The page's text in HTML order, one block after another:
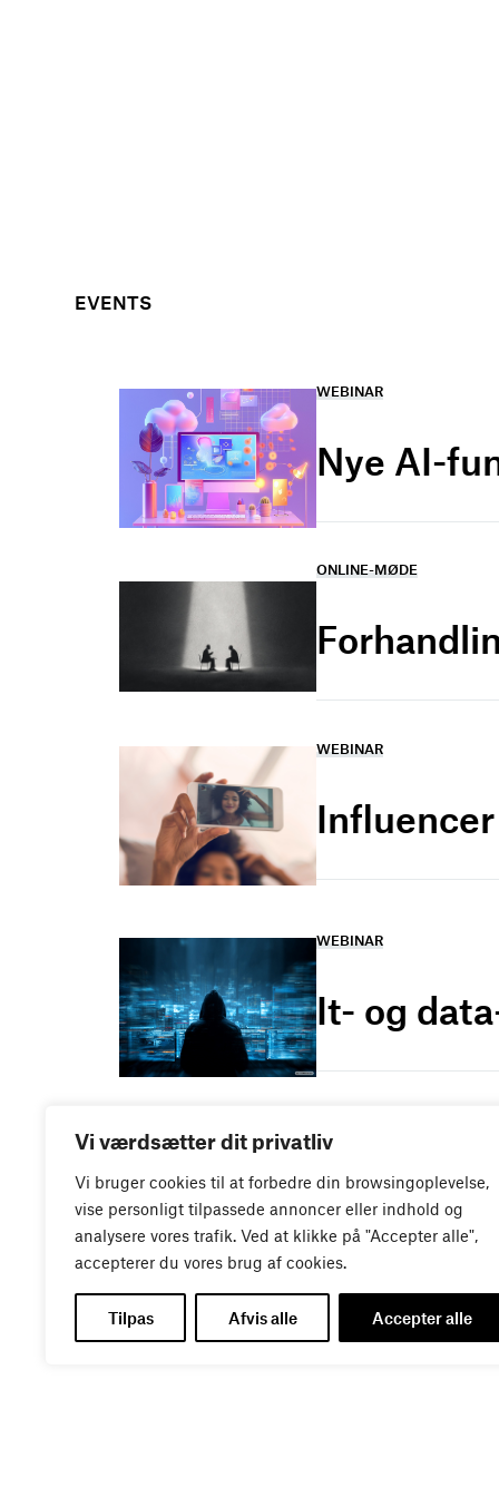
Vi værdsætter dit privatliv
Vi bruger cookies til at forbedre din browsingoplevelse,
vise personligt tilpassede annoncer eller indhold og
analysere vores trafik. Ved at klikke på "Accepter alle",
accepterer du vores brug af cookies.
Tilpas Afvis alle Accepter alle
EVENTS
WEBINAR
Nye AI-
ONLINE-MØDE
WEBINAR
WEBINAR
It- og
WEBINAR
Virker